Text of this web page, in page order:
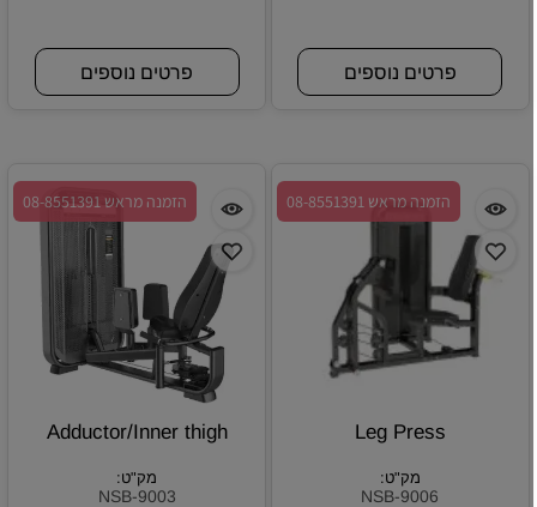
פרטים נוספים פרטים נוספים
הזמנה מראש 08-8551391
Leg Press
מק"ט:
NSB-9006
הזמנה מראש 08-8551391
Adductor/Inner thigh
מק"ט:
NSB-9003